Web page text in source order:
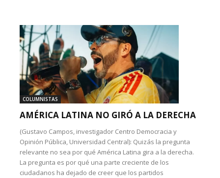
COLUMNISTAS
AMÉRICA LATINA NO GIRÓ A LA DERECHA
(Gustavo Campos, investigador Centro Democracia y
Opinión Pública, Universidad Central): Quizás la pregunta
relevante no sea por qué América Latina gira a la derecha.
La pregunta es por qué una parte creciente de los
ciudadanos ha dejado de creer que los partidos